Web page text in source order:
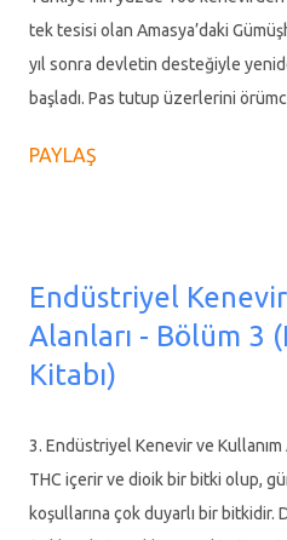
değişebilmektedir. Boy, erkek
uzundur. İlk gelişme döneminde
yaşlandıkça odunlaşmaktadır.
tek tesisi olan Amasya’daki
yıl sonra devletin desteğiyle
başladı. Pas tutup üzerlerini
Ajansı’ndan (OKA) sağlanan
büyüterek 1984 yılında kenevir
bir fabrika kurdu. Dönemin Tarım
katıldığı törenle açılan fabrikanın
ediliyordu. Yörede ekili
söz ettiren tesiste yüzden fazla
sonrasında ham maddenin
PAYLAŞ
Endüstriyel
Alanları - Bölüm 3
Kitabı)
3. Endüstriyel Kenevir ve
THC içerir ve dioik bir bitki olup,
koşullarına çok duyarlı bir bitkidir.